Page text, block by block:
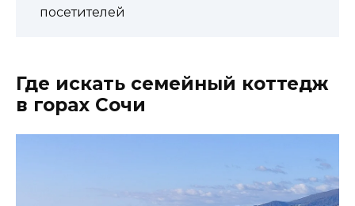
посетителей
Где искать семейный коттедж
в горах Сочи